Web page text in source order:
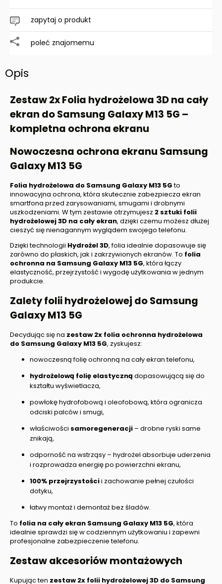
zapytaj o produkt
poleć znajomemu
Opis
Zestaw 2x Folia hydrożelowa 3D na cały
ekran doSamsung Galaxy M13 5G –
kompletna ochrona ekranu
Nowoczesna ochrona ekranu Samsung
Galaxy M13 5G
Folia hydrożelowa do Samsung Galaxy M13 5Gto
innowacyjna ochrona, która skutecznie zabezpiecza ekran
smartfona przed zarysowaniami, smugami i drobnymi
uszkodzeniami. W tym zestawie otrzymujesz 2 sztuki folii
hydrożelowej 3D na cały ekran, dzięki czemu możesz dłużej
cieszyć się nienagannym wyglądem swojego telefonu.
Dzięki technologii Hydrożel 3D, folia idealnie dopasowuje się
zarówno do płaskich, jak i zakrzywionych ekranów. To folia
ochronna na Samsung Galaxy M13 5G, która łączy
elastyczność, przejrzystość i wygodę użytkowania w jednym
produkcie.
Zalety folii hydrożelowej doSamsung
Galaxy M13 5G
Decydując się na zestaw 2x folia ochronna hydrożelowa
do Samsung Galaxy M13 5G, zyskujesz:
nowoczesną folię ochronną na cały ekran telefonu,
hydrożelową folię elastyczną dopasowującą się do
kształtu wyświetlacza,
powłokę hydrofobową i oleofobową, która ogranicza
odciski palców i smugi,
właściwości samoregeneracji – drobne ryski same
znikają,
odporność na wstrząsy – hydrożel absorbuje uderzenia
i rozprowadza energię po powierzchni ekranu,
100% przejrzystościi zachowanie pełnej czułości
dotyku,
łatwy montaż i demontaż bez śladów.
To folia na cały ekran Samsung Galaxy M13 5G, która
idealnie sprawdzi się w codziennym użytkowaniu i zapewni
profesjonalne zabezpieczenie telefonu.
Zestaw akcesoriów montażowych
Kupując ten zestaw 2x folii hydrożelowej 3D do Samsung